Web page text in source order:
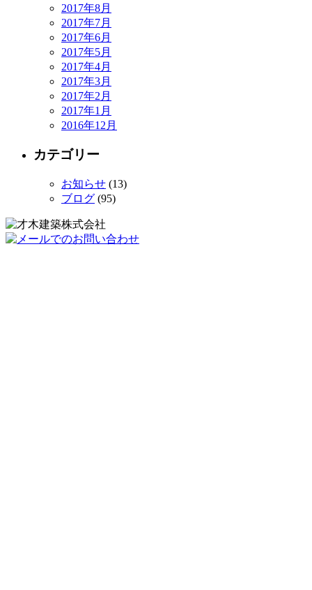
2017年8月
2017年7月
2017年6月
2017年5月
2017年4月
2017年3月
2017年2月
2017年1月
2016年12月
カテゴリー
お知らせ (13)
ブログ (95)